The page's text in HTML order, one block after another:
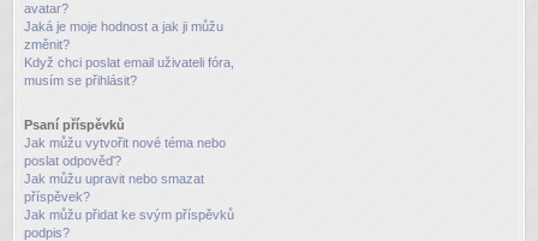
avatar?
Jaká je moje hodnost a jak ji můžu
změnit?
Když chci poslat email uživateli fóra,
musím se přihlásit?
Psaní příspěvků
Jak můžu vytvořit nové téma nebo
poslat odpověď?
Jak můžu upravit nebo smazat
příspěvek?
Jak můžu přidat ke svým příspěvků
podpis?